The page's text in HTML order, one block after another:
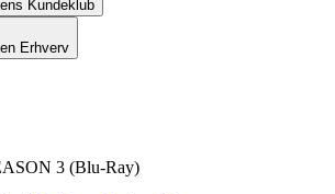
Kundeklub
Erhverv
3 (Blu-Ray)